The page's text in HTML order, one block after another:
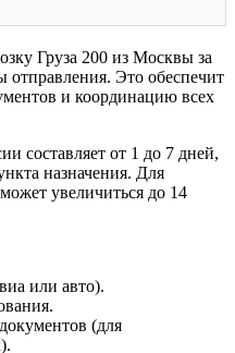
Груза 200 из Москвы за
отправления. Это обеспечит
и координацию всех
составляет от 1 до 7 дней,
назначения. Для
увеличиться до 14
или авто).
(для